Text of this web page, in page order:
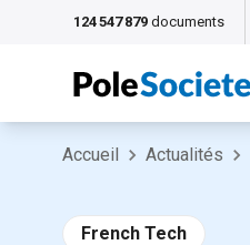
124 547 879 documents
Accueil Actualités
French Tech